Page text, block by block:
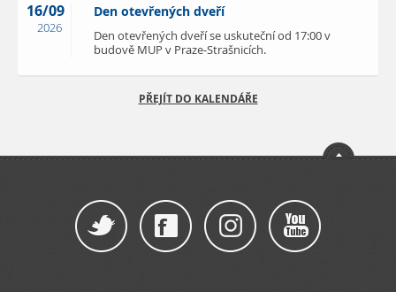
16/09
2026
Den otevřených dveří
Den otevřených dveří se uskuteční od 17:00 v
budově MUP v Praze-Strašnicích.
PŘEJÍT DO KALENDÁŘE